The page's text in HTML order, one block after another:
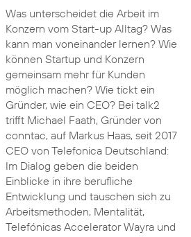
Was unterscheidet die Arbeit im
Konzern vom Start-up Alltag? Was
kann man voneinander lernen? Wie
können Startup und Konzern
gemeinsam mehr für Kunden
möglich machen? Wie tickt ein
Gründer, wie ein CEO? Bei talk2
trifft Michael Faath, Gründer von
conntac, auf Markus Haas, seit 2017
CEO von Telefonica Deutschland:
Im Dialog geben die beiden
Einblicke in ihre berufliche
Entwicklung und tauschen sich zu
Arbeitsmethoden, Mentalität,
Telefónicas Accelerator Wayra und